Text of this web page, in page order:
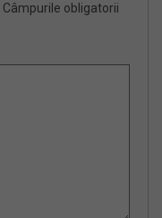
Câmpurile obligatorii